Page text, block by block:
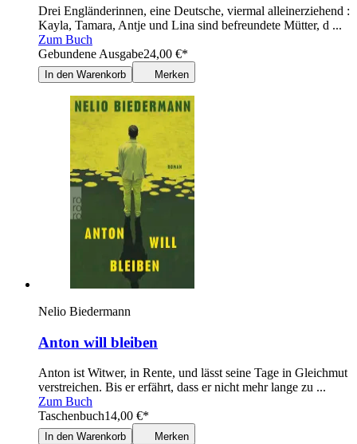
Drei Engländerinnen, eine Deutsche, viermal alleinerziehend :
Kayla, Tamara, Antje und Lina sind befreundete Mütter, d ...
Zum Buch
Gebundene Ausgabe24,00 €*
In den Warenkorb Merken
Nelio Biedermann
Anton will bleiben
Anton ist Witwer, in Rente, und lässt seine Tage in Gleichmut
verstreichen. Bis er erfährt, dass er nicht mehr lange zu ...
Zum Buch
Taschenbuch14,00 €*
In den Warenkorb Merken